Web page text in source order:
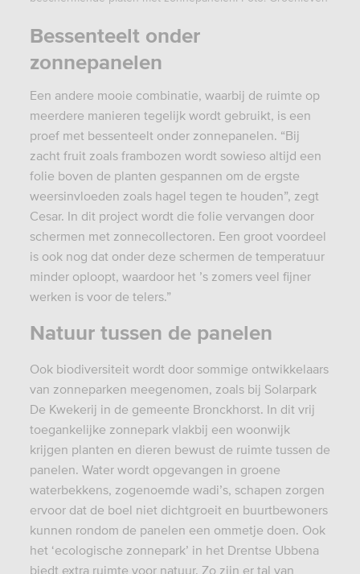
Bessenteelt onder
zonnepanelen
Een andere mooie combinatie, waarbij de ruimte op
meerdere manieren tegelijk wordt gebruikt, is een
proef met bessenteelt onder zonnepanelen. “Bij
zacht fruit zoals frambozen wordt sowieso altijd een
folie boven de planten gespannen om de ergste
weersinvloeden zoals hagel tegen te houden”, zegt
Cesar. In dit project wordt die folie vervangen door
schermen met zonnecollectoren. Een groot voordeel
is ook nog dat onder deze schermen de temperatuur
minder oploopt, waardoor het ’s zomers veel fijner
werken is voor de telers.”
Natuur tussen de panelen
Ook biodiversiteit wordt door sommige ontwikkelaars
van zonneparken meegenomen, zoals bij Solarpark
De Kwekerij in de gemeente Bronckhorst. In dit vrij
toegankelijke zonnepark vlakbij een woonwijk
krijgen planten en dieren bewust de ruimte tussen de
panelen. Water wordt opgevangen in groene
waterbekkens, zogenoemde wadi’s, schapen zorgen
ervoor dat de boel niet dichtgroeit en buurtbewoners
kunnen rondom de panelen een ommetje doen. Ook
het ‘ecologische zonnepark’ in het Drentse Ubbena
biedt extra ruimte voor natuur. Zo zijn er tal van